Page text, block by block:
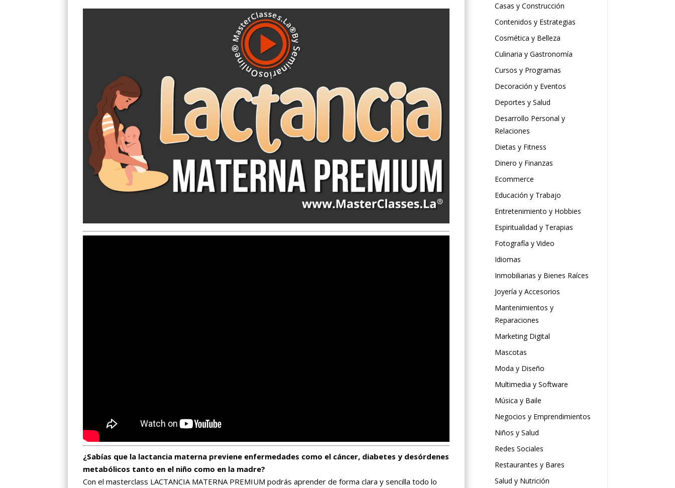
¿Sabías que la lactancia materna previene enfermedades como el cáncer, diabetes y desórdenes
metabólicos tanto en el niño como en la madre?
Con el masterclass LACTANCIA MATERNA PREMIUM podrás aprender de forma clara y sencilla todo lo
Casas y Construcción
Contenidos y Estrategias
Cosmética y Belleza
Culinaria y Gastronomía
Cursos y Programas
Decoración y Eventos
Deportes y Salud
Desarrollo Personal y
Relaciones
Dietas y Fitness
Dinero y Finanzas
Ecommerce
Educación y Trabajo
Entretenimiento y Hobbies
Espiritualidad y Terapias
Fotografía y Video
Idiomas
Inmobiliarias y Bienes Raíces
Joyería y Accesorios
Mantenimientos y
Reparaciones
Marketing Digital
Mascotas
Moda y Diseño
Multimedia y Software
Música y Baile
Negocios y Emprendimientos
Niños y Salud
Redes Sociales
Restaurantes y Bares
Salud y Nutrición